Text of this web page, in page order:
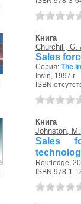
Книга
Churchill, G.
Sales
Серия: The
Irwin, 1997 г.
ISBN
Книга
Johnston,
Sales
Routledge,
ISBN 978-1-